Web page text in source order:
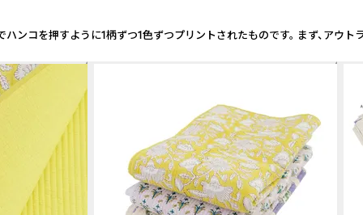
を押すように1柄ずつ1色ずつプリントされたものです。 まず、